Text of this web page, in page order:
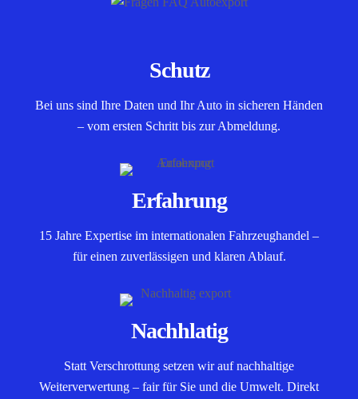
Schutz
Bei uns sind Ihre Daten und Ihr Auto in sicheren Händen
– vom ersten Schritt bis zur Abmeldung.
Erfahrung
15 Jahre Expertise im internationalen Fahrzeughandel –
für einen zuverlässigen und klaren Ablauf.
Nachhlatig
Statt Verschrottung setzen wir auf nachhaltige
Weiterverwertung – fair für Sie und die Umwelt. Direkt